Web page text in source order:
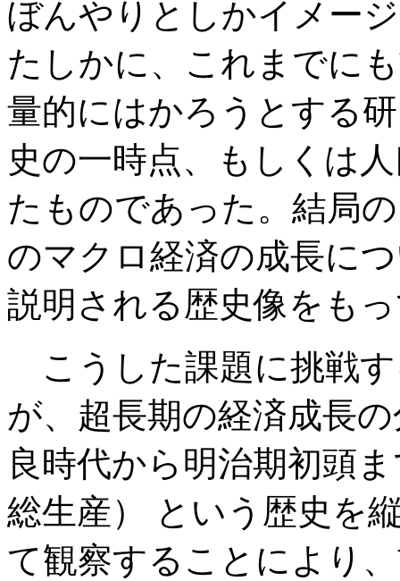
ぼんやりとしかイメー
たしかに、これまでに
量的にはかろうとする
史の一時点、もしくは
たものであった。結局
のマクロ経済の成長に
説明される歴史像をも
こうした課題に挑戦
が、超長期の経済成長
良時代から明治期初頭
総生産） という歴史を
て観察することにより